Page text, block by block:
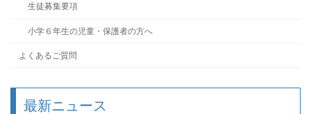
生徒募集要項
小学６年生の児童・保護者の方へ
よくあるご質問
最新ニュース